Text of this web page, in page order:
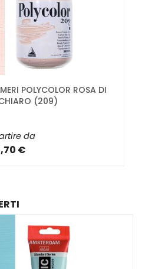
POLYCOLOR ROSA DI
(209)
da
€